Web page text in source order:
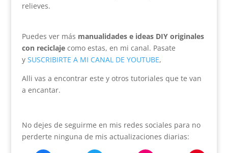
relieves.
Puedes ver más manualidades e ideas DIY originales
con reciclaje como estas, en mi canal. Pasate
y SUSCRIBIRTE A MI CANAL DE YOUTUBE,
Alli vas a encontrar este y otros tutoriales que te van
a encantar.
No dejes de seguirme en mis redes sociales para no
perderte ninguna de mis actualizaciones diarias: